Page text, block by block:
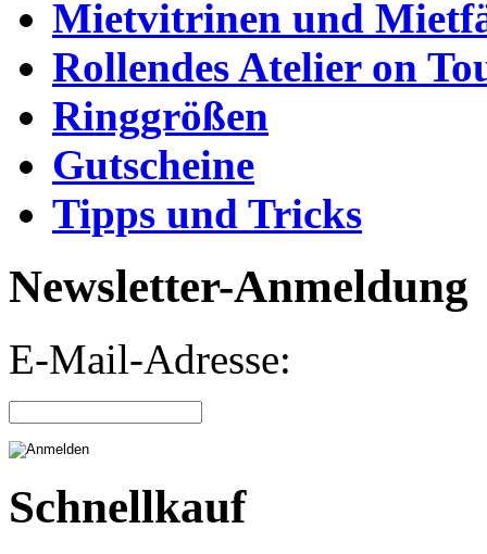
Mietvitrinen und
Rollendes Atelier on
Ringgrößen
Gutscheine
Tipps und Tricks
Newsletter-Anmeldung
E-Mail-Adresse:
Schnellkauf